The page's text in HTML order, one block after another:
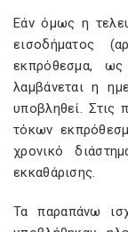
Εάν όμως η
εισοδήματος
εκπρόθεσμα,
λαμβάνεται η
υποβληθεί. Στις
τόκων
χρονικό
εκκαθάρισης.
Τα παραπάνω